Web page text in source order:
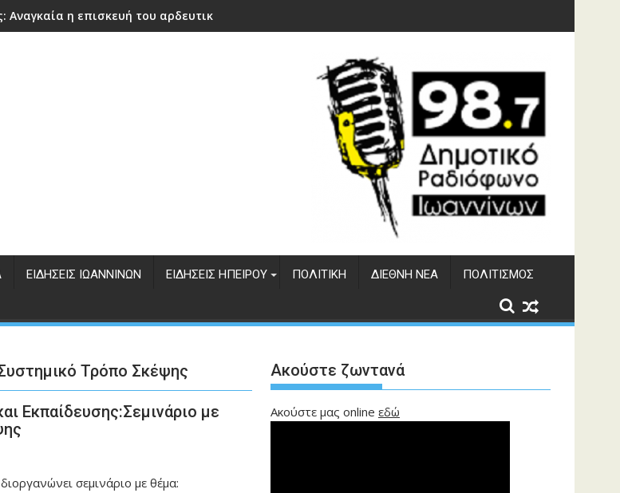
Αναγκαία η επισκευή του αρδευτικού φράγματος Αώου
ΕΙΔΉΣΕΙΣ ΙΩΑΝΝΊΝΩΝ ΕΙΔΉΣΕΙΣ ΗΠΕΊΡΟΥ ΠΟΛΙΤΙΚΉ ΔΙΕΘΝΉ ΝΈΑ ΠΟΛΙΤΙΣΜΌΣ
Τρόπο Σκέψης
Εκπαίδευσης:Σεμινάριο με
σεμινάριο με θέμα:
Ακούστε ζωντανά
Ακούστε μας online εδώ